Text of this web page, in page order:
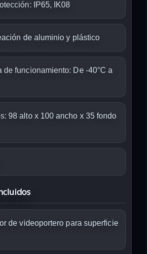
IP65, IK08
de aluminio y plástico
de funcionamiento: De -40°C a
98 alto x 100 ancho x 35 fondo
de videoportero para superficie